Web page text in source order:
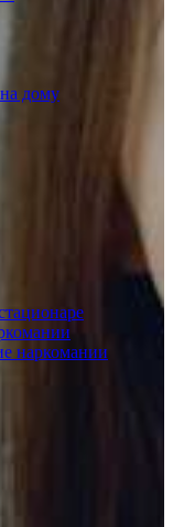
дому
наркомании